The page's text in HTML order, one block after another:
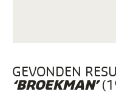
GEVONDEN
‘BROEKMAN’